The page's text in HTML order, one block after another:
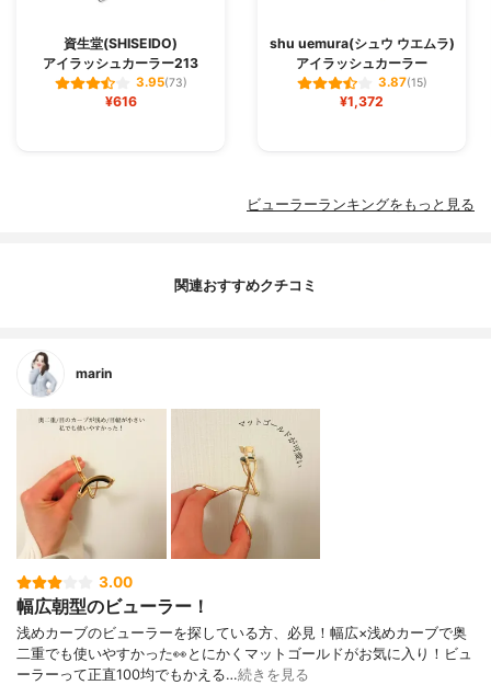
資生堂(SHISEIDO)
アイラッシュカーラー213
3.95(73)
¥616
shu uemura(シュウ ウエムラ)
アイラッシュカーラー
3.87(15)
¥1,372
ビューラーランキングをもっと見る
関連おすすめクチコミ
marin
3.00
幅広朝型のビューラー！
浅めカーブのビューラーを探している方、必見！幅広×浅めカーブで奥
二重でも使いやすかった👀とにかくマットゴールドがお気に入り！ビュ
ーラーって正直100均でもかえる…続きを見る